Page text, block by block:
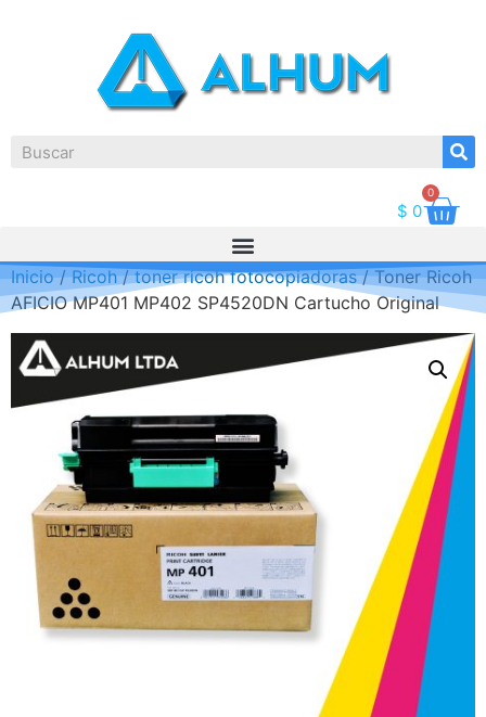
$ 0
0
Inicio/Ricoh/toner ricoh fotocopiadoras/ Toner Ricoh
AFICIO MP401 MP402 SP4520DN Cartucho Original